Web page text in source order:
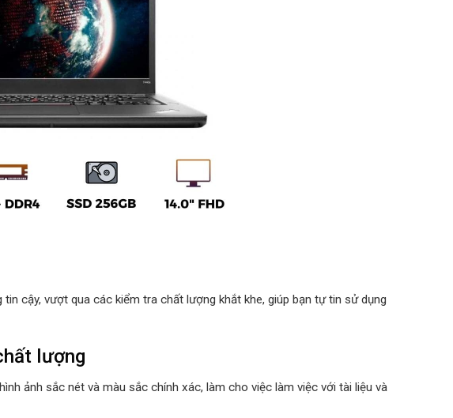
cậy, vượt qua các kiểm tra chất lượng khắt khe, giúp bạn tự tin sử dụng
lượng
ảnh sắc nét và màu sắc chính xác, làm cho việc làm việc với tài liệu và